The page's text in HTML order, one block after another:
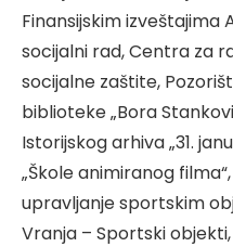
Finansijskim
socijalni rad, Centra za
socijalne zaštite,
biblioteke „Bora
Istorijskog arhiva „31.
„Škole animiranog
upravljanje sportskim
Vranja – Sportski